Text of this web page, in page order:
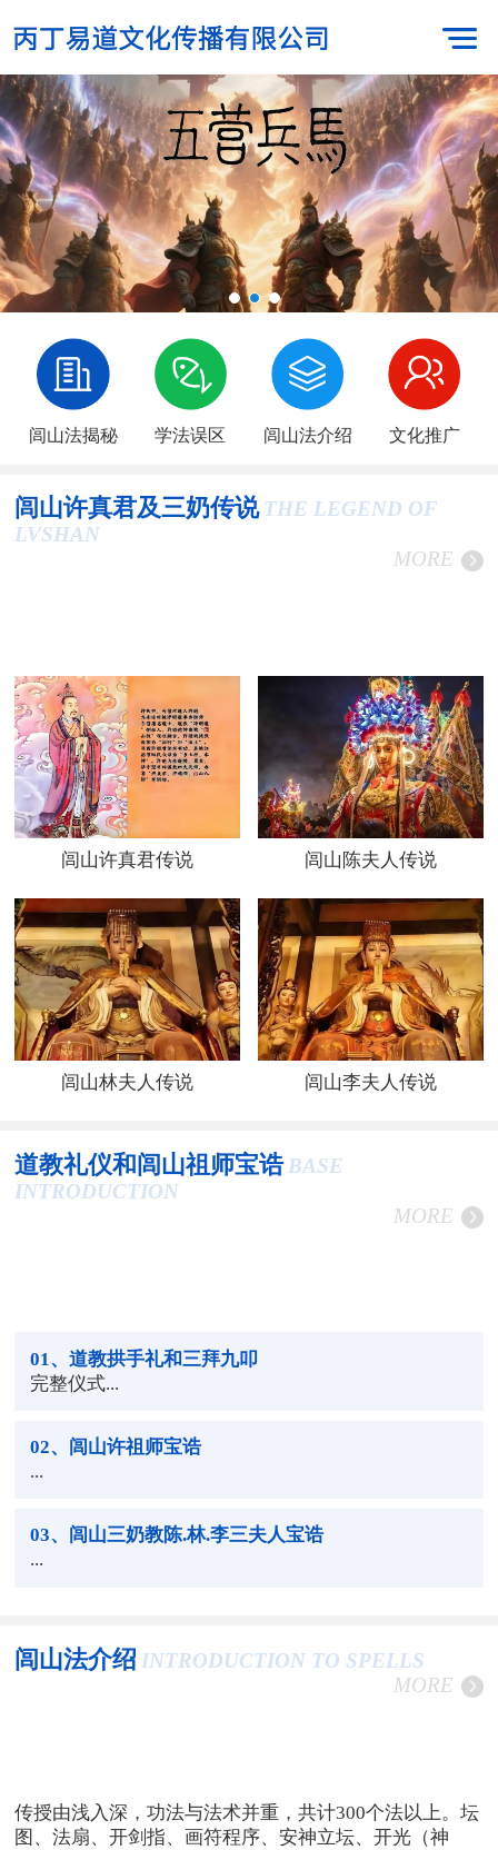
闾山法揭秘 学法误区 闾山法介绍 文化推广
闾山许真君及三奶传说 THE LEGEND OF
LVSHAN
MORE
闾山许真君传说 闾山陈夫人传说
闾山林夫人传说 闾山李夫人传说
道教礼仪和闾山祖师宝诰 BASE
INTRODUCTION
MORE
01 、道教拱手礼和三拜九叩
完整仪式...
02、闾山许祖师宝诰
...
03、闾山三奶教陈.林.李三夫人宝诰
...
闾山法介绍 INTRODUCTION TO SPELLS
MORE
传授由浅入深，功法与法术并重，共计300个法以上。坛
图、法扇、开剑指、画符程序、安神立坛、开光（神